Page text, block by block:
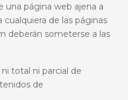
una página web ajena a
cualquiera de las páginas
deberán someterse a las
total ni parcial de
de